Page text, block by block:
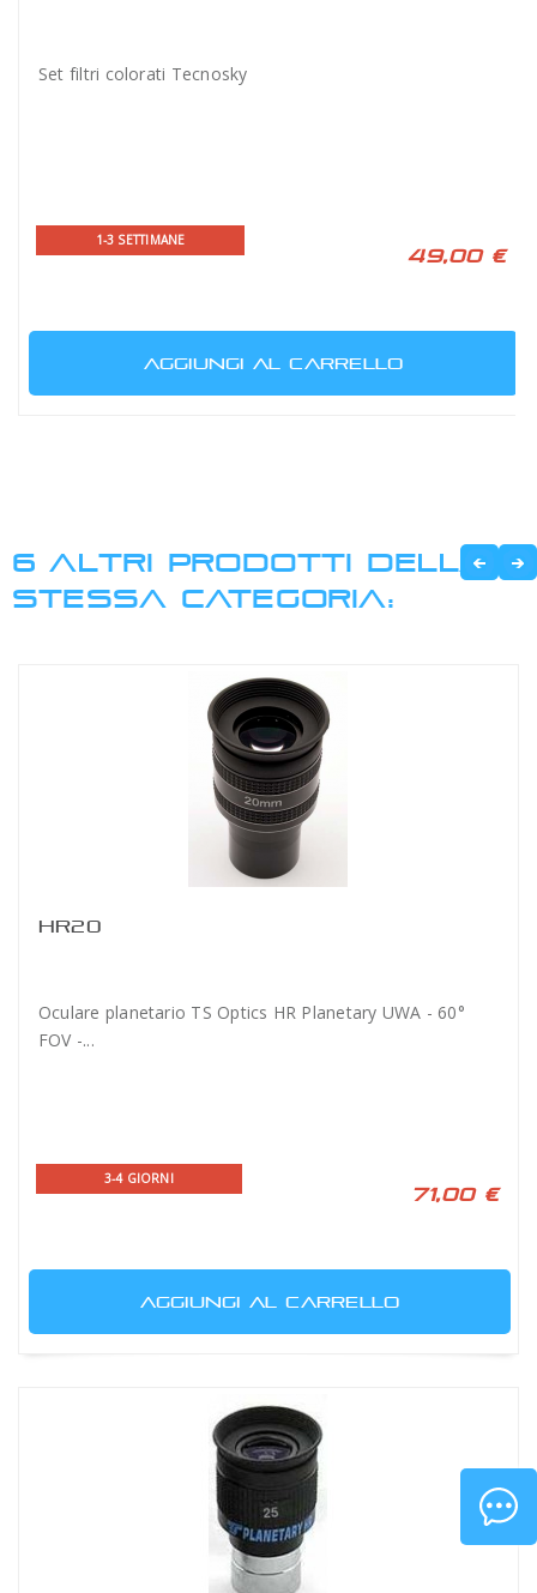
Set filtri colorati Tecnosky
1-3 SETTIMANE
49,00 €
AGGIUNGI AL CARRELLO
6 ALTRI PRODOTTI DELLA
STESSA CATEGORIA:
HR20
Oculare planetario TS Optics HR Planetary UWA - 60°
FOV -...
3-4 GIORNI
71,00 €
AGGIUNGI AL CARRELLO